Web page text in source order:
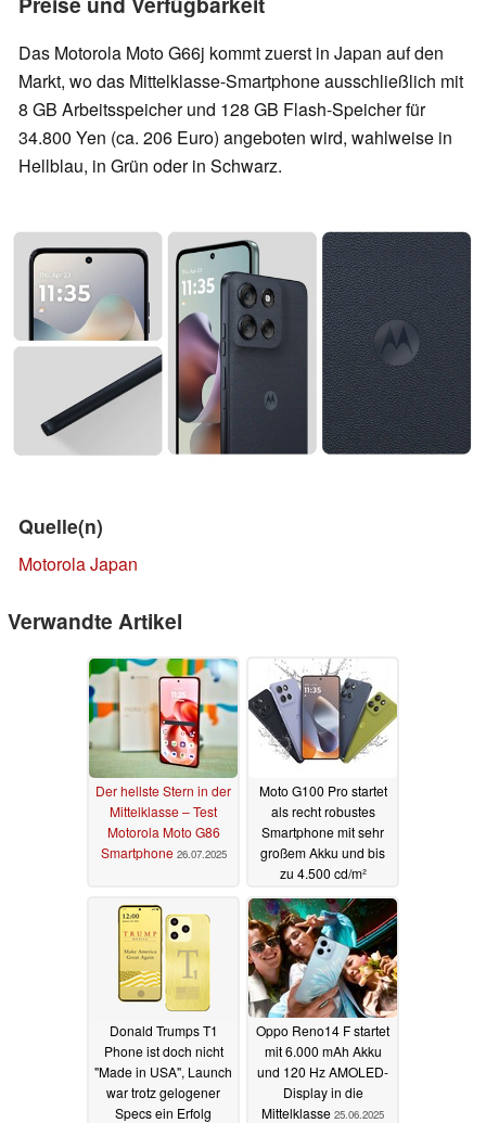
Das Motorola Moto G66j kommt zuerst in Japan auf den
Markt, wo das Mittelklasse-Smartphone ausschließlich mit
8 GB Arbeitsspeicher und 128 GB Flash-Speicher für
34.800 Yen (ca. 206 Euro) angeboten wird, wahlweise in
Hellblau, in Grün oder in Schwarz.
Quelle(n)
Motorola Japan
Verwandte Artikel
Der hellste Stern in der
Mittelklasse – Test
Motorola Moto G86
Smartphone 26.07.2025
Moto G100 Pro startet
als recht robustes
Smartphone mit sehr
großem Akku und bis
zu 4.500 cd/m²
03.07.2025
Donald Trumps T1
Phone ist doch nicht
"Made in USA", Launch
war trotz gelogener
Specs ein Erfolg
Oppo Reno14 F startet
mit 6.000 mAh Akku
und 120 Hz AMOLED-
Display in die
Mittelklasse 25.06.2025